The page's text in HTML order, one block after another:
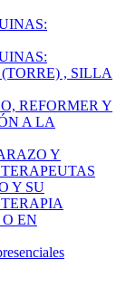
, SILLA
REFORMER Y
A LA
Y
Y SU
EN